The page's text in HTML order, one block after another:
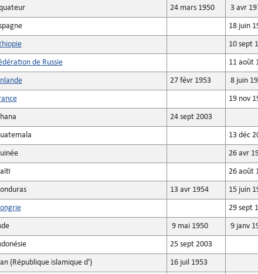
24 mars 1950 3 avr
18 juin
10 sept
de Russie 11 août
27 févr 1953 8 juin
19 nov
24 sept 2003
13 déc
26 avr
26 août
13 avr 1954 15 juin
29 sept
9 mai 1950 9 janv
25 sept 2003
(République islamique d') 16 juil 1953